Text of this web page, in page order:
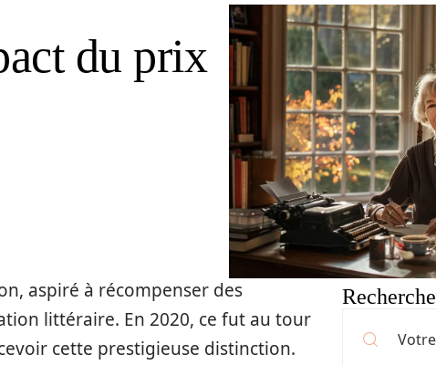
du prix
aspiré à récompenser des
littéraire. En 2020, ce fut au tour
cette prestigieuse distinction.
Recherche